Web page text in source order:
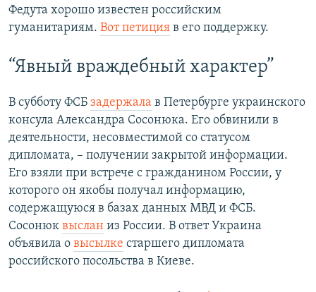
Федута хорошо известен российским
гуманитариям. Вот петиция в его поддержку.
“Явный враждебный характер”
В субботу ФСБ задержала в Петербурге украинского
консула Александра Сосонюка. Его обвинили в
деятельности, несовместимой со статусом
дипломата, – получении закрытой информации.
Его взяли при встрече с гражданином России, у
которого он якобы получал информацию,
содержащуюся в базах данных МВД и ФСБ.
Сосонюк выслан из России. В ответ Украина
объявила о высылке старшего дипломата
российского посольства в Киеве.